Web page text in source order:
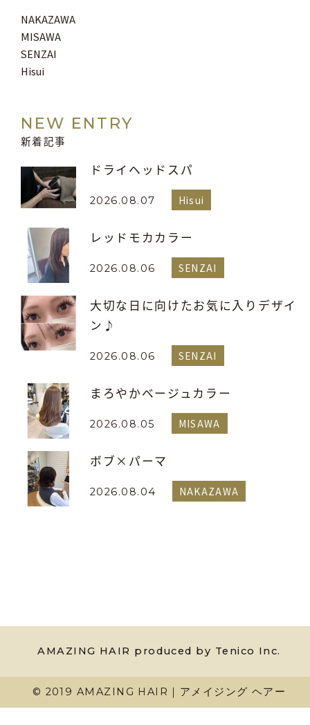
NAKAZAWA
MISAWA
SENZAI
Hisui
NEW ENTRY
新着記事
ドライヘッドスパ
2026.08.07 Hisui
レッドモカカラー
2026.08.06 SENZAI
大切な日に向けたお気に入りデザイ
ン♪
2026.08.06 SENZAI
まろやかベージュカラー
2026.08.05 MISAWA
ボブ×パーマ
2026.08.04 NAKAZAWA
AMAZING HAIR produced by Tenico Inc.
© 2019 AMAZING HAIR｜アメイジング ヘアー